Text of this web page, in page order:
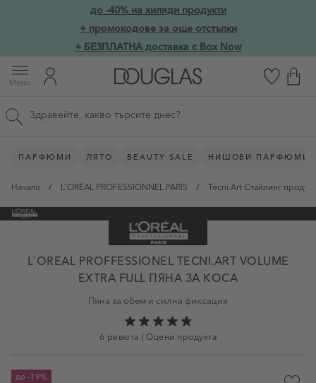
Прескачане към съдържаниетодо -40% на хиляди продукти
+ промокодове за още отстъпки
+ БЕЗПЛАТНА доставка с Box Now
Меню
ПАРФЮМИ ЛЯТО BEAUTY SALE НИШОВИ ПАРФЮМИ
Начало / L'ORÉAL PROFESSIONNEL PARIS / Tecni.Art Стайлинг
L`OREAL PROFFESSIONEL TECNI.ART VOLUME
EXTRA FULL ПЯНА ЗА КОСА
Пяна за обем и силна фиксация
6 ревюта | Оцени продукта
до -19%